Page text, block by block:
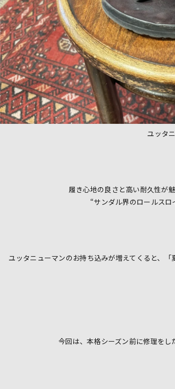
ユッタ
履き心地の良さと高い耐久性が
“サンダル界のロールスロ
ユッタニューマンのお持ち込みが増えてくると、
今回は、本格シーズン前に修理を